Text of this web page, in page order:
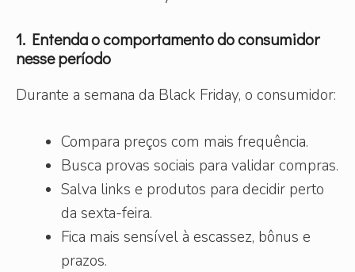
1. Entenda o comportamento do consumidor
nesse período
Durante a semana da Black Friday, o consumidor:
Compara preços com mais frequência.
Busca provas sociais para validar compras.
Salva links e produtos para decidir perto
da sexta-feira.
Fica mais sensível à escassez, bônus e
prazos.